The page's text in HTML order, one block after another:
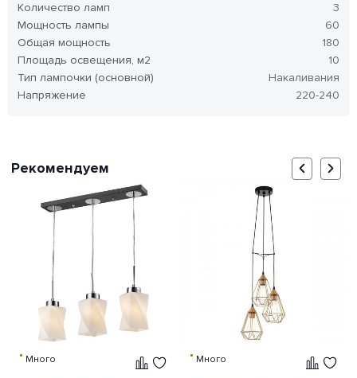
Количество ламп
3
Мощность лампы
60
Общая мощность
180
Площадь освещения, м2
10
Тип лампочки (основной)
Накаливания
Напряжение
220-240
Рекомендуем
Много Много